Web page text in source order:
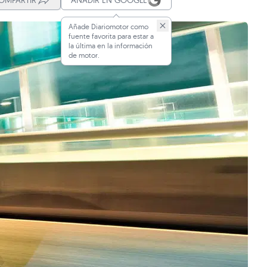
Añade Diariomotor como
fuente favorita para estar a
la última en la información
de motor.